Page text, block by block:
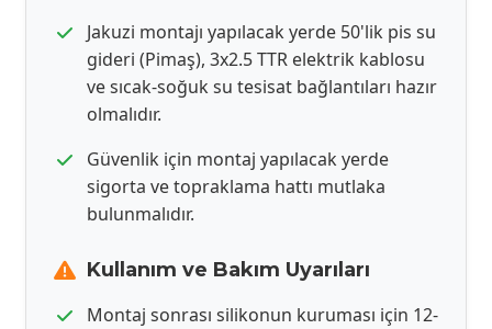
Jakuzi montajı yapılacak yerde 50'lik pis su
gideri (Pimaş), 3x2.5 TTR elektrik kablosu
ve sıcak-soğuk su tesisat bağlantıları hazır
olmalıdır.
Güvenlik için montaj yapılacak yerde
sigorta ve topraklama hattı mutlaka
bulunmalıdır.
Kullanım ve Bakım Uyarıları
Montaj sonrası silikonun kuruması için 12-